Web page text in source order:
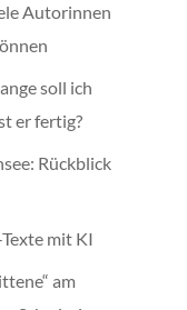
Autorinnen
soll ich
er fertig?
Rückblick
mit KI
am